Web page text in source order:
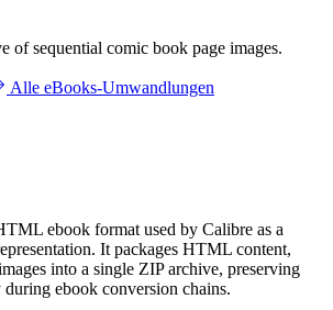
of sequential comic book page images.
Alle eBooks-Umwandlungen
ebook format used by Calibre as a
It packages HTML content,
into a single ZIP archive, preserving
ebook conversion chains.